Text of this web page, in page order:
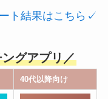
ト結果はこちら✓
グアプリ／
40代以降向け